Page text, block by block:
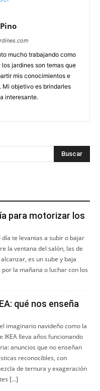
mucho trabajando como
jardines son temas que
mis conocimientos e
objetivo es brindarles
interesante.
para motorizar los
día te levantas a subir o bajar
la ventana del salón, las de
es un sube y baja
la mañana o luchar con los
qué nos enseña
imaginario navideño como la
IKEA lleva años funcionando
anuncios que no enseñan
reconocibles, con
de ternura y exageración
[…]